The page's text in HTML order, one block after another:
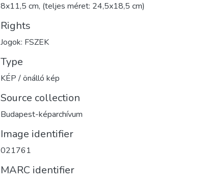
8x11,5 cm, (teljes méret: 24,5x18,5 cm)
Rights
Jogok: FSZEK
Type
KÉP / önálló kép
Source collection
Budapest-képarchívum
Image identifier
021761
MARC identifier